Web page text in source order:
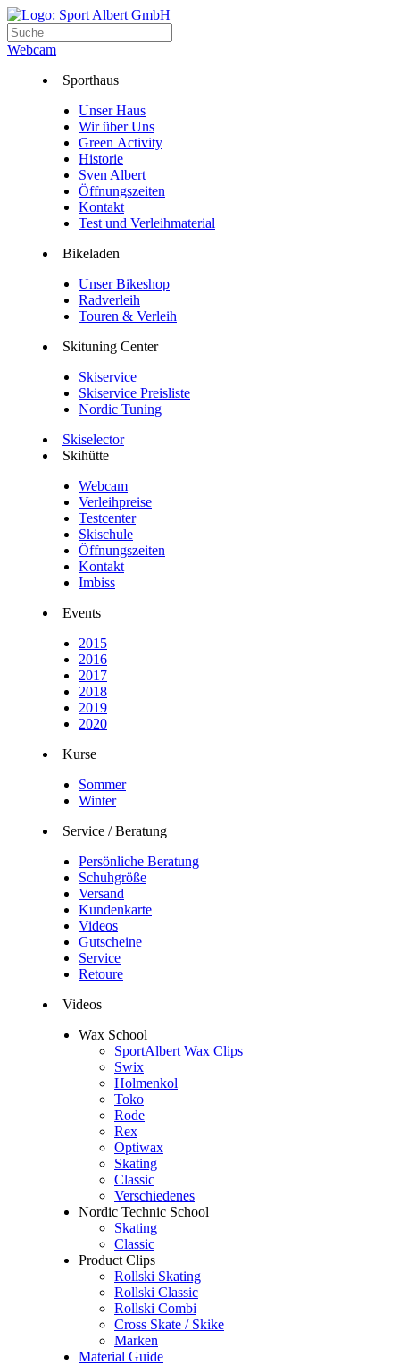
Webcam
Sporthaus
Unser Haus
Wir über Uns
Green Activity
Historie
Sven Albert
Öffnungszeiten
Kontakt
Test und Verleihmaterial
Bikeladen
Unser Bikeshop
Radverleih
Touren & Verleih
Skituning Center
Skiservice
Skiservice Preisliste
Nordic Tuning
Skiselector
Skihütte
Webcam
Verleihpreise
Testcenter
Skischule
Öffnungszeiten
Kontakt
Imbiss
Events
2015
2016
2017
2018
2019
2020
Kurse
Sommer
Winter
Service / Beratung
Persönliche Beratung
Schuhgröße
Versand
Kundenkarte
Videos
Gutscheine
Service
Retoure
Videos
Wax School
SportAlbert Wax Clips
Swix
Holmenkol
Toko
Rode
Rex
Optiwax
Skating
Classic
Verschiedenes
Nordic Technic School
Skating
Classic
Product Clips
Rollski Skating
Rollski Classic
Rollski Combi
Cross Skate / Skike
Marken
Material Guide